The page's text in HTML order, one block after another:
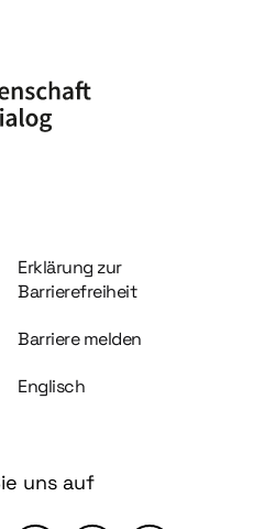
Information und Service
Erklärung zur
Barrierefreiheit
Barriere melden
Englisch
uns auf